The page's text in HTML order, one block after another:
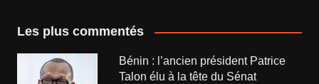
Les plus commentés
Bénin : l’ancien président Patrice
Talon élu à la tête du Sénat